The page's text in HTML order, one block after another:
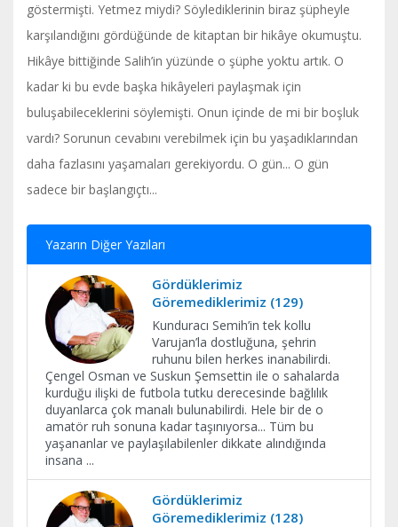
göstermişti. Yetmez miydi? Söylediklerinin biraz şüpheyle
karşılandığını gördüğünde de kitaptan bir hikâye okumuştu.
Hikâye bittiğinde Salih’in yüzünde o şüphe yoktu artık. O
kadar ki bu evde başka hikâyeleri paylaşmak için
buluşabileceklerini söylemişti. Onun içinde de mi bir boşluk
vardı? Sorunun cevabını verebilmek için bu yaşadıklarından
daha fazlasını yaşamaları gerekiyordu. O gün... O gün
sadece bir başlangıçtı...
Yazarın Diğer Yazıları
Gördüklerimiz
Göremediklerimiz (129)
Kunduracı Semih’in tek kollu
Varujan’la dostluğuna, şehrin
ruhunu bilen herkes inanabilirdi.
Çengel Osman ve Suskun Şemsettin ile o sahalarda
kurduğu ilişki de futbola tutku derecesinde bağlılık
duyanlarca çok manalı bulunabilirdi. Hele bir de o
amatör ruh sonuna kadar taşınıyorsa... Tüm bu
yaşananlar ve paylaşılabilenler dikkate alındığında
insana ...
Gördüklerimiz
Göremediklerimiz (128)